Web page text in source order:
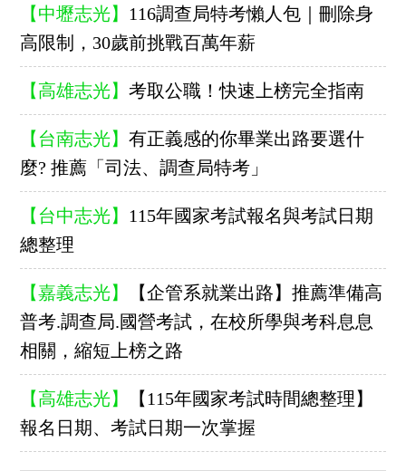
【中壢志光】 116調查局特考懶人包｜刪除身
高限制，30歲前挑戰百萬年薪
【高雄志光】 考取公職！快速上榜完全指南
【台南志光】 有正義感的你畢業出路要選什
麼? 推薦「司法、調查局特考」
【台中志光】 115年國家考試報名與考試日期
總整理
【嘉義志光】
【企管系就業出路】推薦準備高
普考.調查局.國營考試，在校所學與考科息息
相關，縮短上榜之路
【高雄志光】
【115年國家考試時間總整理】
報名日期、考試日期一次掌握